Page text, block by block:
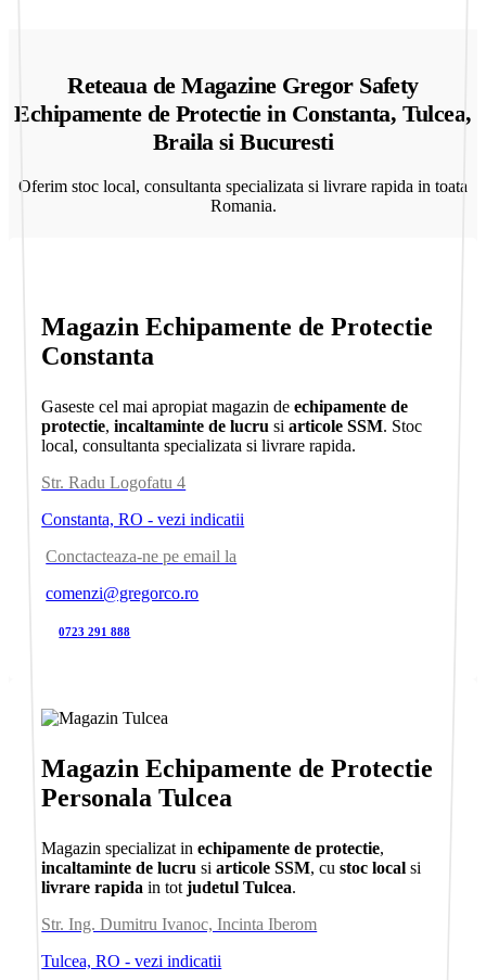
Reteaua de Magazine Gregor Safety
Echipamente de Protectie in Constanta, Tulcea,
Braila si Bucuresti
Oferim stoc local, consultanta specializata si livrare rapida in toata
Romania.
Magazin Echipamente de Protectie
Constanta
Gaseste cel mai apropiat magazin deechipamente de
protectie,incaltaminte de lucru siarticole SSM. Stoc
local, consultanta specializata si livrare rapida.
Str. Radu Logofatu 4
Constanta, RO - vezi indicatii
Conctacteaza-ne pe email la
comenzi@gregorco.ro
0723 291 888
Magazin Echipamente de Protectie
Personala Tulcea
Magazin specializat inechipamente de protectie,
incaltaminte de lucru siarticole SSM, cu stoc local si
livrare rapida in totjudetul Tulcea.
Str. Ing. Dumitru Ivanoc, Incinta Iberom
Tulcea, RO - vezi indicatii